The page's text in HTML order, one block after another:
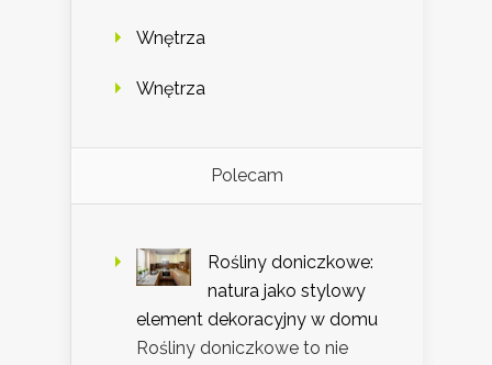
Wnętrza
Wnętrza
Polecam
Rośliny doniczkowe:
natura jako stylowy
element dekoracyjny w domu
Rośliny doniczkowe to nie